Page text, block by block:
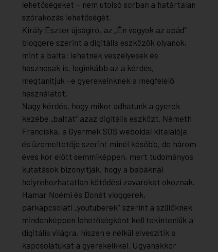
lehetőségeket – nem utolsó sorban a határtalan
szórakozás lehetőségét.
Király Eszter újságíró, az „Én vagyok az apád”
bloggere szerint a digitális eszközök olyanok,
mint a balta: lehetnek veszélyesek és
hasznosak is, leginkább az a kérdés,
megtanítjuk –e gyerekeinknek a megfelelő
használatot.
Nagy kérdés, hogy mikor adhatunk a gyerek
kezébe „baltát” azaz digitális eszközt. Németh
Franciska, a Gyermek SOS weboldal kitalálója
és üzemeltetője szerint minél később, de három
éves kor előtt semmiképpen, mert tudományos
kutatások bizonyítják, hogy a babáknál
helyrehozhatatlan kötődési zavarokat okoznak.
Hamar Noémi és Donát vloggerek,
párkapcsolati „youtuberek” szerint a szülőknek
mindenképpen lehetőségként kell tekinteniük a
digitális világra, hiszen e nélkül elveszítik a
kapcsolatukat a gyerekeikkel. Ugyanakkor